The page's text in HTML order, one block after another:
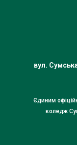
вул.
Єдиним
коледж